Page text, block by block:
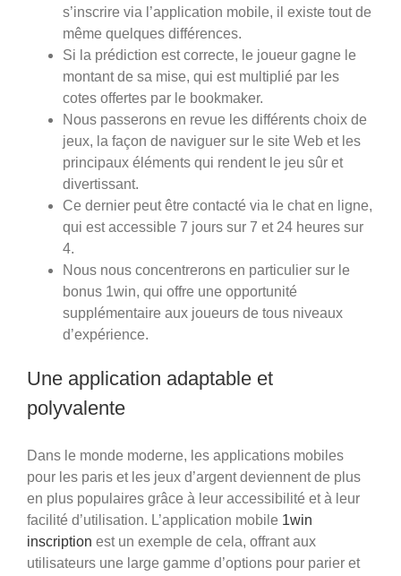
s’inscrire via l’application mobile, il existe tout de
même quelques différences.
Si la prédiction est correcte, le joueur gagne le
montant de sa mise, qui est multiplié par les
cotes offertes par le bookmaker.
Nous passerons en revue les différents choix de
jeux, la façon de naviguer sur le site Web et les
principaux éléments qui rendent le jeu sûr et
divertissant.
Ce dernier peut être contacté via le chat en ligne,
qui est accessible 7 jours sur 7 et 24 heures sur
4.
Nous nous concentrerons en particulier sur le
bonus 1win, qui offre une opportunité
supplémentaire aux joueurs de tous niveaux
d’expérience.
Une application adaptable et
polyvalente
Dans le monde moderne, les applications mobiles
pour les paris et les jeux d’argent deviennent de plus
en plus populaires grâce à leur accessibilité et à leur
facilité d’utilisation. L’application mobile 1win
inscription est un exemple de cela, offrant aux
utilisateurs une large gamme d’options pour parier et